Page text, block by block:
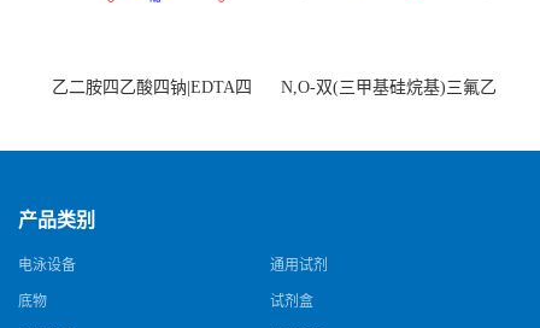
乙二胺四乙酸四钠|EDTA四
N,O-双(三甲基硅烷基)三氟乙
产品类别
电泳设备 通用试剂
底物 试剂盒